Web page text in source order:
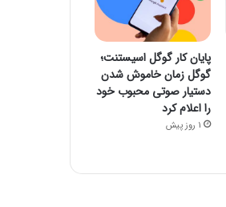
پایان کار گوگل اسیستنت؛
گوگل زمان خاموش شدن
دستیار صوتی محبوب خود
را اعلام کرد
1 روز پیش